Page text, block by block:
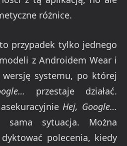
różnice.
przypadek tylko jednego
z Androidem Wear i
systemu, po której
przestaje działać.
Hej, Google…
sama sytuacja. Można
dyktować polecenia, kiedy